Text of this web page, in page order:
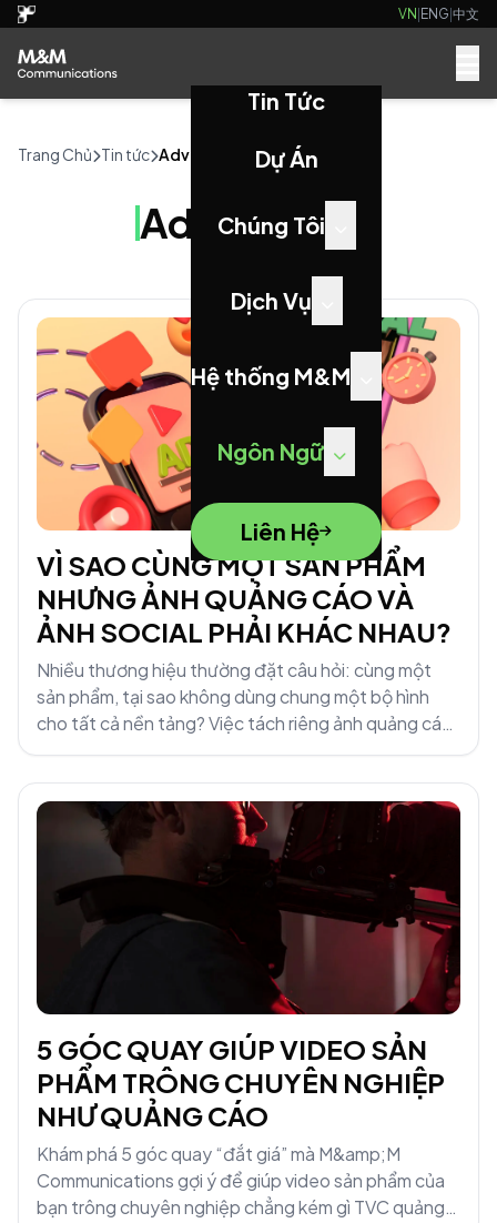
VN|ENG|中文
Tin Tức
Dự Án
Chúng Tôi
Dịch Vụ
Hệ thống M&M
Ngôn Ngữ
Liên Hệ
Trang Chủ Tin tức Advertising
Advertising
VÌ SAO CÙNG MỘT SẢN PHẨM
NHƯNG ẢNH QUẢNG CÁO VÀ
ẢNH SOCIAL PHẢI KHÁC NHAU?
Nhiều thương hiệu thường đặt câu hỏi: cùng một
sản phẩm, tại sao không dùng chung một bộ hình
cho tất cả nền tảng? Việc tách riêng ảnh quảng cáo
và ảnh social có thực sự cần thiết?
5 GÓC QUAY GIÚP VIDEO SẢN
PHẨM TRÔNG CHUYÊN NGHIỆP
NHƯ QUẢNG CÁO
Khám phá 5 góc quay “đắt giá” mà M&amp;M
Communications gợi ý để giúp video sản phẩm của
bạn trông chuyên nghiệp chẳng kém gì TVC quảng